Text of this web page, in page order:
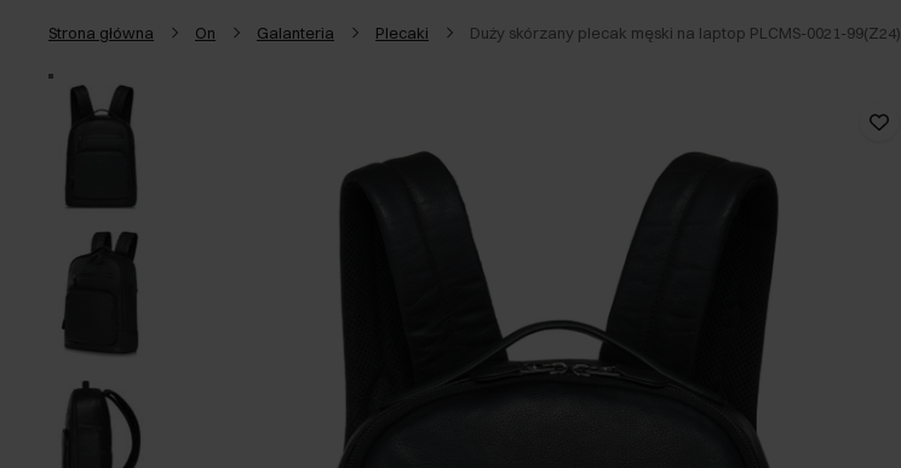
Strona główna On Galanteria Plecaki Duży skórzany plecak męski na laptop PLCMS-0021-99(Z24)